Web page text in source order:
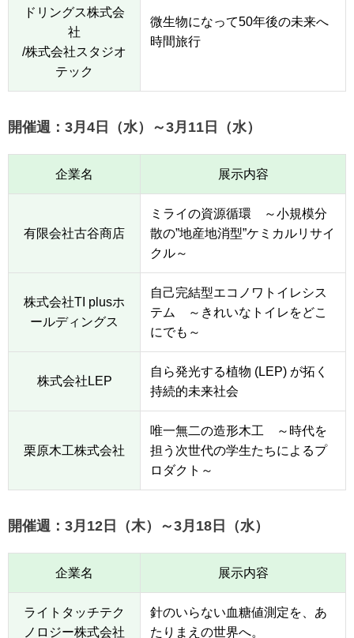
ドリングス株式会
社
/株式会社スタジオ
テック
微生物になって50年後の未来へ
時間旅行
開催週：3月4日（水）～3月11日（水）
企業名 展示内容
有限会社古谷商店
ミライの資源循環 ～小規模分
散の”地産地消型”ケミカルリサイ
クル～
株式会社TI plusホ
ールディングス
自己完結型エコノワトイレシス
テム ～きれいなトイレをどこ
にでも～
株式会社LEP
自ら発光する植物 (LEP) が拓く
持続的未来社会
栗原木工株式会社
唯一無二の造形木工 ～時代を
担う次世代の学生たちによるプ
ロダクト～
開催週：3月12日（木）～3月18日（水）
企業名 展示内容
ライトタッチテク
ノロジー株式会社
針のいらない血糖値測定を、あ
たりまえの世界へ。